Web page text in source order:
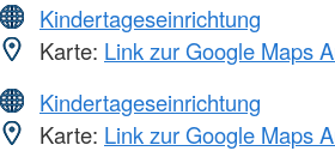
Kindertageseinrichtung
Karte: Link zur Google Maps
Kindertageseinrichtung
Karte: Link zur Google Maps